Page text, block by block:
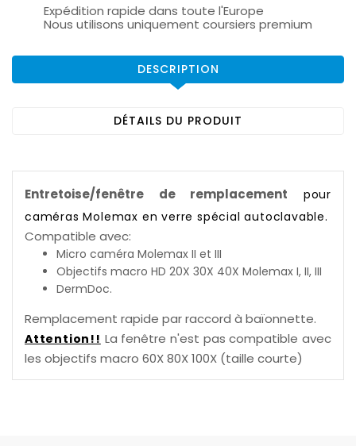
Expédition rapide dans toute l'Europe
Nous utilisons uniquement coursiers premium
DESCRIPTION
DÉTAILS DU PRODUIT
Entretoise/fenêtre de remplacement
pour
caméras Molemax en verre spécial autoclavable.
Compatible avec:
Micro caméra Molemax II et III
Objectifs macro HD 20X 30X 40X Molemax I, II, III
DermDoc.
Remplacement rapide par raccord à baïonnette.
Attention!! La fenêtre n'est pas compatible avec
les objectifs macro 60X 80X 100X (taille courte)